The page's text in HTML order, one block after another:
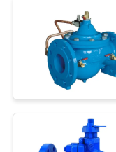
CHIEDI UN
MAPPA
DELdi